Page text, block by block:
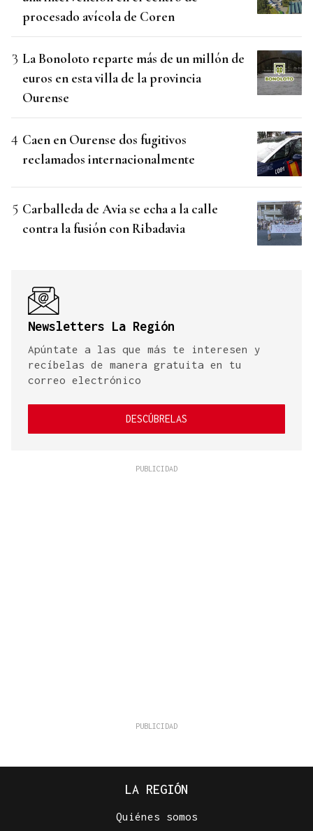
procesado avícola de Coren
La Bonoloto reparte más de un millón de
euros en esta villa de la provincia
Ourense
Caen en Ourense dos fugitivos
reclamados internacionalmente
Carballeda de Avia se echa a la calle
contra la fusión con Ribadavia
Newsletters La Región
Apúntate a las que más te interesen y
recíbelas de manera gratuita en tu
correo electrónico
DESCÚBRELAS
LA REGIÓN
Quiénes somos